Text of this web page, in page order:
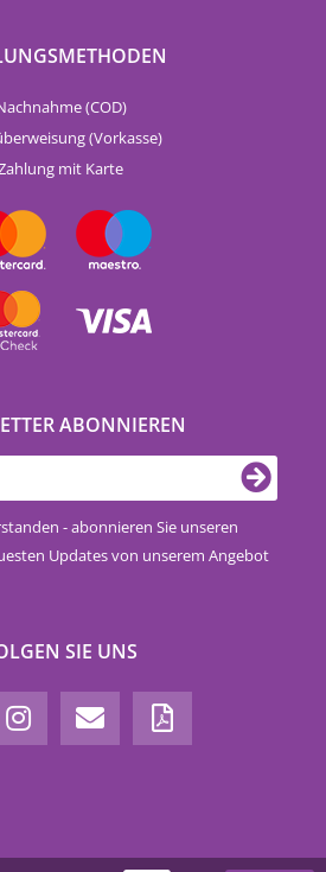
(COD)
(Vorkasse)
mit Karte
ABONNIEREN
- abonnieren Sie unseren
Updates von unserem Angebot
SIE UNS